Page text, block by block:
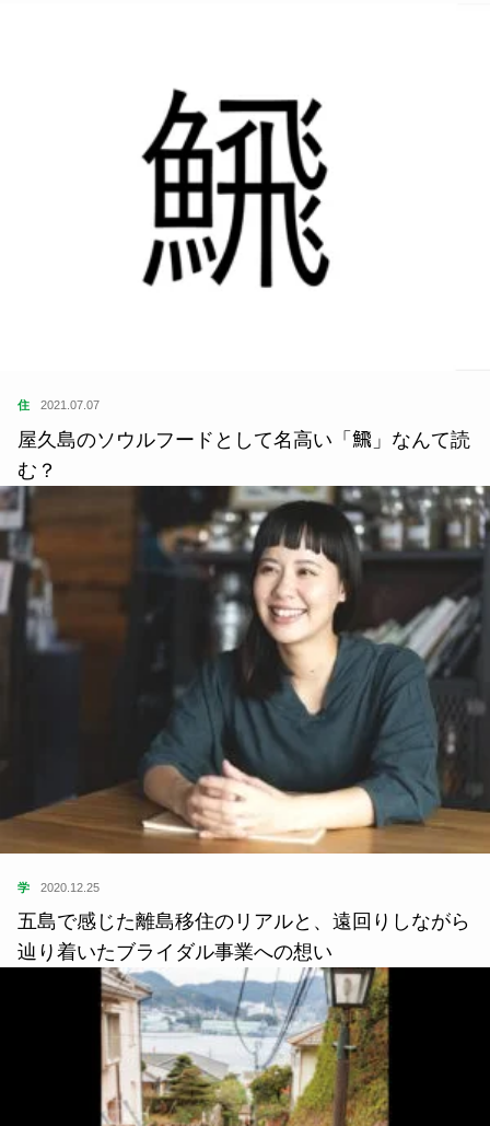
住 2021.07.07
屋久島のソウルフードとして名高い「𩹉」なんて読
む？
学 2020.12.25
五島で感じた離島移住のリアルと、遠回りしながら
辿り着いたブライダル事業への想い